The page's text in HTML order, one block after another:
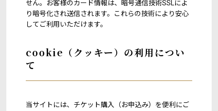
せん。お客様のカード情報は、暗号通信技術SSLによ
り暗号化され送信されます。これらの技術により安心
してご利用いただけます。
cookie（クッキー）の利用につい
て
当サイトには、チケット購入（お申込み）を便利にご